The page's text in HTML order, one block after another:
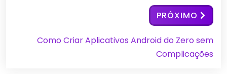
PRÓXIMO
Como Criar Aplicativos Android do Zero sem
Complicações